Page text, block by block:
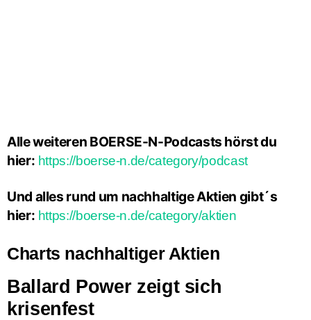
Alle weiteren BOERSE-N-Podcasts hörst du
hier: https://boerse-n.de/category/podcast
Und alles rund um nachhaltige Aktien gibt´s
hier: https://boerse-n.de/category/aktien
Charts nachhaltiger Aktien
Ballard Power zeigt sich
krisenfest